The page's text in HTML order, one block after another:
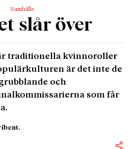
Samhälle
slår över
traditionella kvinnoroller
är det inte de
och
som får